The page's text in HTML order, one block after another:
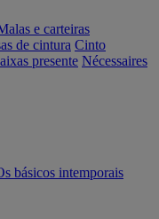
e carteiras
de cintura Cinto
presente Nécessaires
básicos intemporais